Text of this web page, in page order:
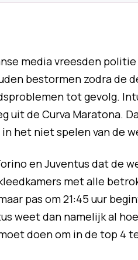
media vreesden
bestormen zodra de
tot gevolg.
uit de Curva Maratona.
het niet spelen van de
en Juventus dat de
met alle
pas om 21:45 uur
weet dan namelijk al
doen om in de top 4